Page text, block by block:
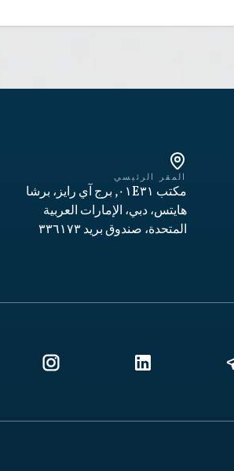
المقر الرئيسي
مكتب ٠١E٣١, برج آي رايز، برشا
هايتس، دبي، الإمارات العربية
المتحدة، صندوق بريد ٣٣٦١٧٣